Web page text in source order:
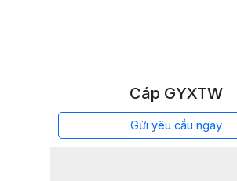
Cáp GYXTW
Gửi yêu cầu ngay